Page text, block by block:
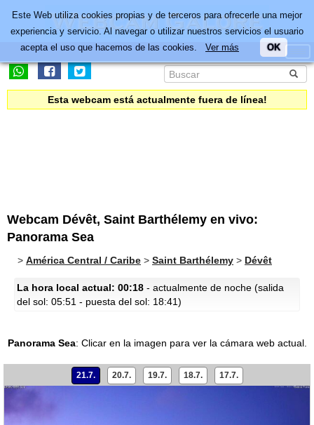
Esta webcam está actualmente fuera de línea!
Webcam Dévêt, Saint Barthélemy en vivo:
Panorama Sea
> América Central / Caribe > Saint Barthélemy > Dévêt
La hora local actual: 00:18 - actualmente de noche (salida
del sol: 05:51 - puesta del sol: 18:41)
Panorama Sea: Clicar en la imagen para ver la cámara web actual.
21.7. 20.7. 19.7. 18.7. 17.7.
Este Web utiliza cookies propias y de terceros para ofrecerle una mejor
experiencia y servicio. Al navegar o utilizar nuestros servicios el usuario
acepta el uso que hacemos de las cookies. Ver más OK